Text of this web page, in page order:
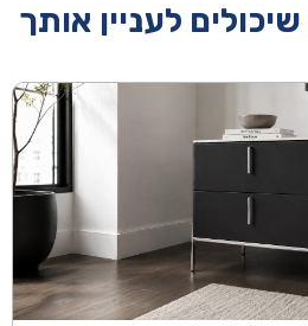
לעניין אותך